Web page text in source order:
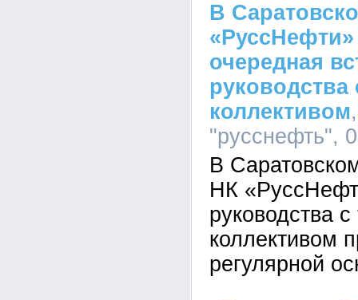
В
очередная
коллективом
"русснефть",
В
НК
руководства
коллективом
регулярной